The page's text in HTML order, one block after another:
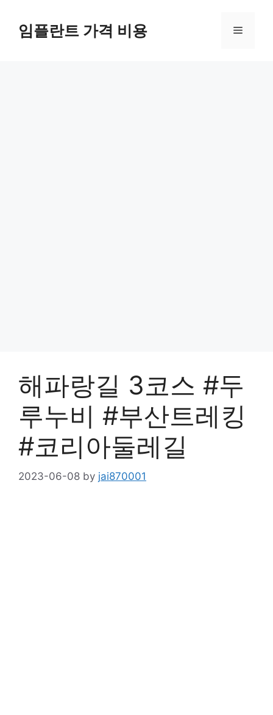
content임플란트 가격 비용 Menu
해파랑길 3코스 #두
루누비 #부산트레킹
#코리아둘레길
2023-06-08 by jai870001